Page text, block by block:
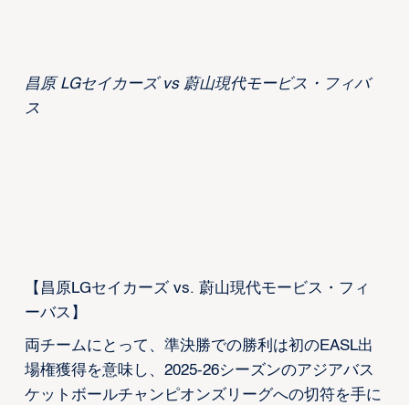
昌原 LGセイカーズ vs 蔚山現代モービス・フィバ
ス
【昌原LGセイカーズ vs. 蔚山現代モービス・フィ
ーバス】
両チームにとって、準決勝での勝利は初のEASL出
場権獲得を意味し、2025-26シーズンのアジアバス
ケットボールチャンピオンズリーグへの切符を手に